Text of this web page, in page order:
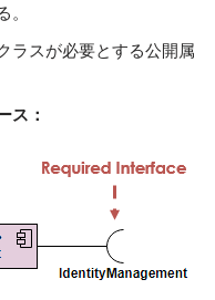
。
ラスが必要とする公開属
ス：